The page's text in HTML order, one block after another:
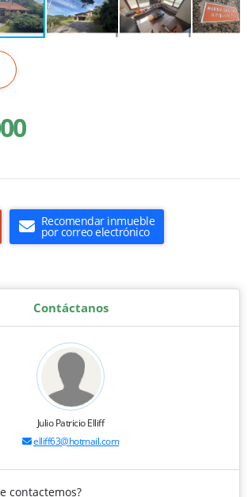
Recomendar inmueble
por correo electrónico
Contáctanos
Julio Patricio Elliff
elliff63@hotmail.com
contactemos?